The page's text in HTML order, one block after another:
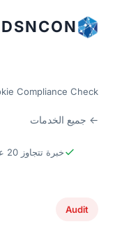
DSNCON
Compliance Check
← جميع الخدمات
خبرة تتجاوز 20 عامًا
Audit